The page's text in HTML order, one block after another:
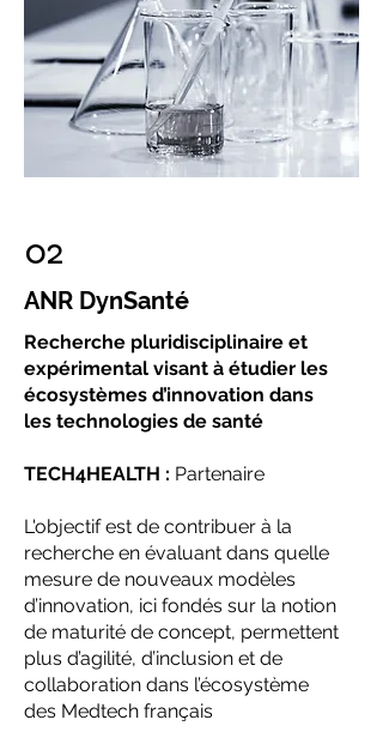
02
ANR DynSanté
Recherche pluridisciplinaire et
expérimental visant à étudier les
écosystèmes d’innovation dans
les technologies de santé
TECH4HEALTH : Partenaire​
​L'objectif est de contribuer à la
recherche en évaluant dans quelle
mesure de nouveaux modèles
d’innovation, ici fondés sur la notion
de maturité de concept, permettent
plus d’agilité, d’inclusion et de
collaboration dans l’écosystème
des Medtech français